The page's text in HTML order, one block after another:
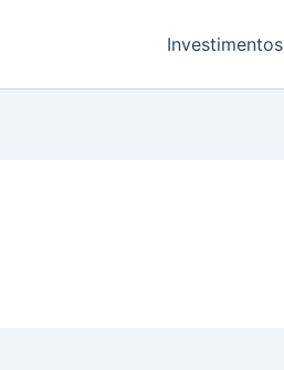
Investimentos